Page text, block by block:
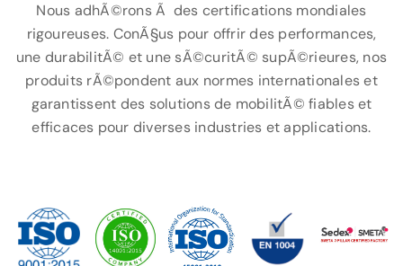
Nous adhÃ©rons Ã des certifications mondiales
rigoureuses. ConÃ§us pour offrir des performances,
une durabilitÃ© et une sÃ©curitÃ© supÃ©rieures, nos
produits rÃ©pondent aux normes internationales et
garantissent des solutions de mobilitÃ© fiables et
efficaces pour diverses industries et applications.